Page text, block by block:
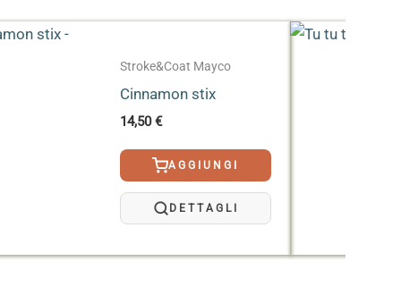
altri smalti.
il dinnerware, si consiglia di consultare la
Stroke&Coat Mayco
Cinnamon stix
14,50€
AGGIUNGI
DETTAGLI